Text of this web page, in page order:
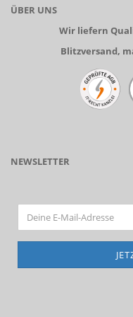
ÜBER UNS
Wir liefern
Blitzversand,
NEWSLETTER